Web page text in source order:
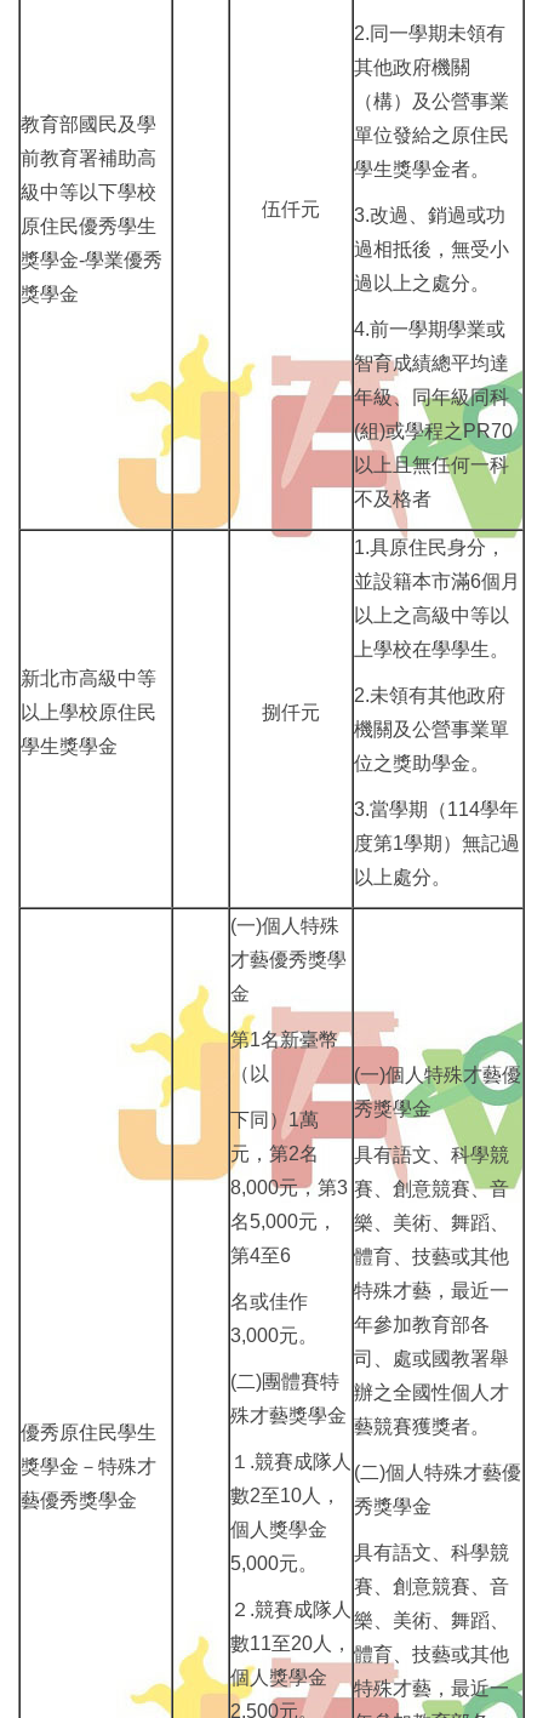
教育部國民及學
前教育署補助高
級中等以下學校
原住民優秀學生
獎學金-學業優秀
獎學金
伍仟元
2.同一學期未領有
其他政府機關
（構）及公營事業
單位發給之原住民
學生獎學金者。
3.改過、銷過或功
過相抵後，無受小
過以上之處分。
4.前一學期學業或
智育成績總平均達
年級、同年級同科
(組)或學程之PR70
以上且無任何一科
不及格者
新北市高級中等
以上學校原住民
學生獎學金
捌仟元
1.具原住民身分，
並設籍本市滿6個月
以上之高級中等以
上學校在學學生。
2.未領有其他政府
機關及公營事業單
位之獎助學金。
3.當學期（114學年
度第1學期）無記過
以上處分。
優秀原住民學生
獎學金－特殊才
藝優秀獎學金
(一)個人特殊
才藝優秀獎學
金
第1名新臺幣
（以
下同）1萬
元，第2名
8,000元，第3
名5,000元，
第4至6
名或佳作
3,000元。
(二)團體賽特
殊才藝獎學金
１.競賽成隊人
數2至10人，
個人獎學金
5,000元。
２.競賽成隊人
數11至20人，
個人獎學金
2,500元。
(一)個人特殊才藝優
秀獎學金
具有語文、科學競
賽、創意競賽、音
樂、美術、舞蹈、
體育、技藝或其他
特殊才藝，最近一
年參加教育部各
司、處或國教署舉
辦之全國性個人才
藝競賽獲獎者。
(二)個人特殊才藝優
秀獎學金
具有語文、科學競
賽、創意競賽、音
樂、美術、舞蹈、
體育、技藝或其他
特殊才藝，最近一